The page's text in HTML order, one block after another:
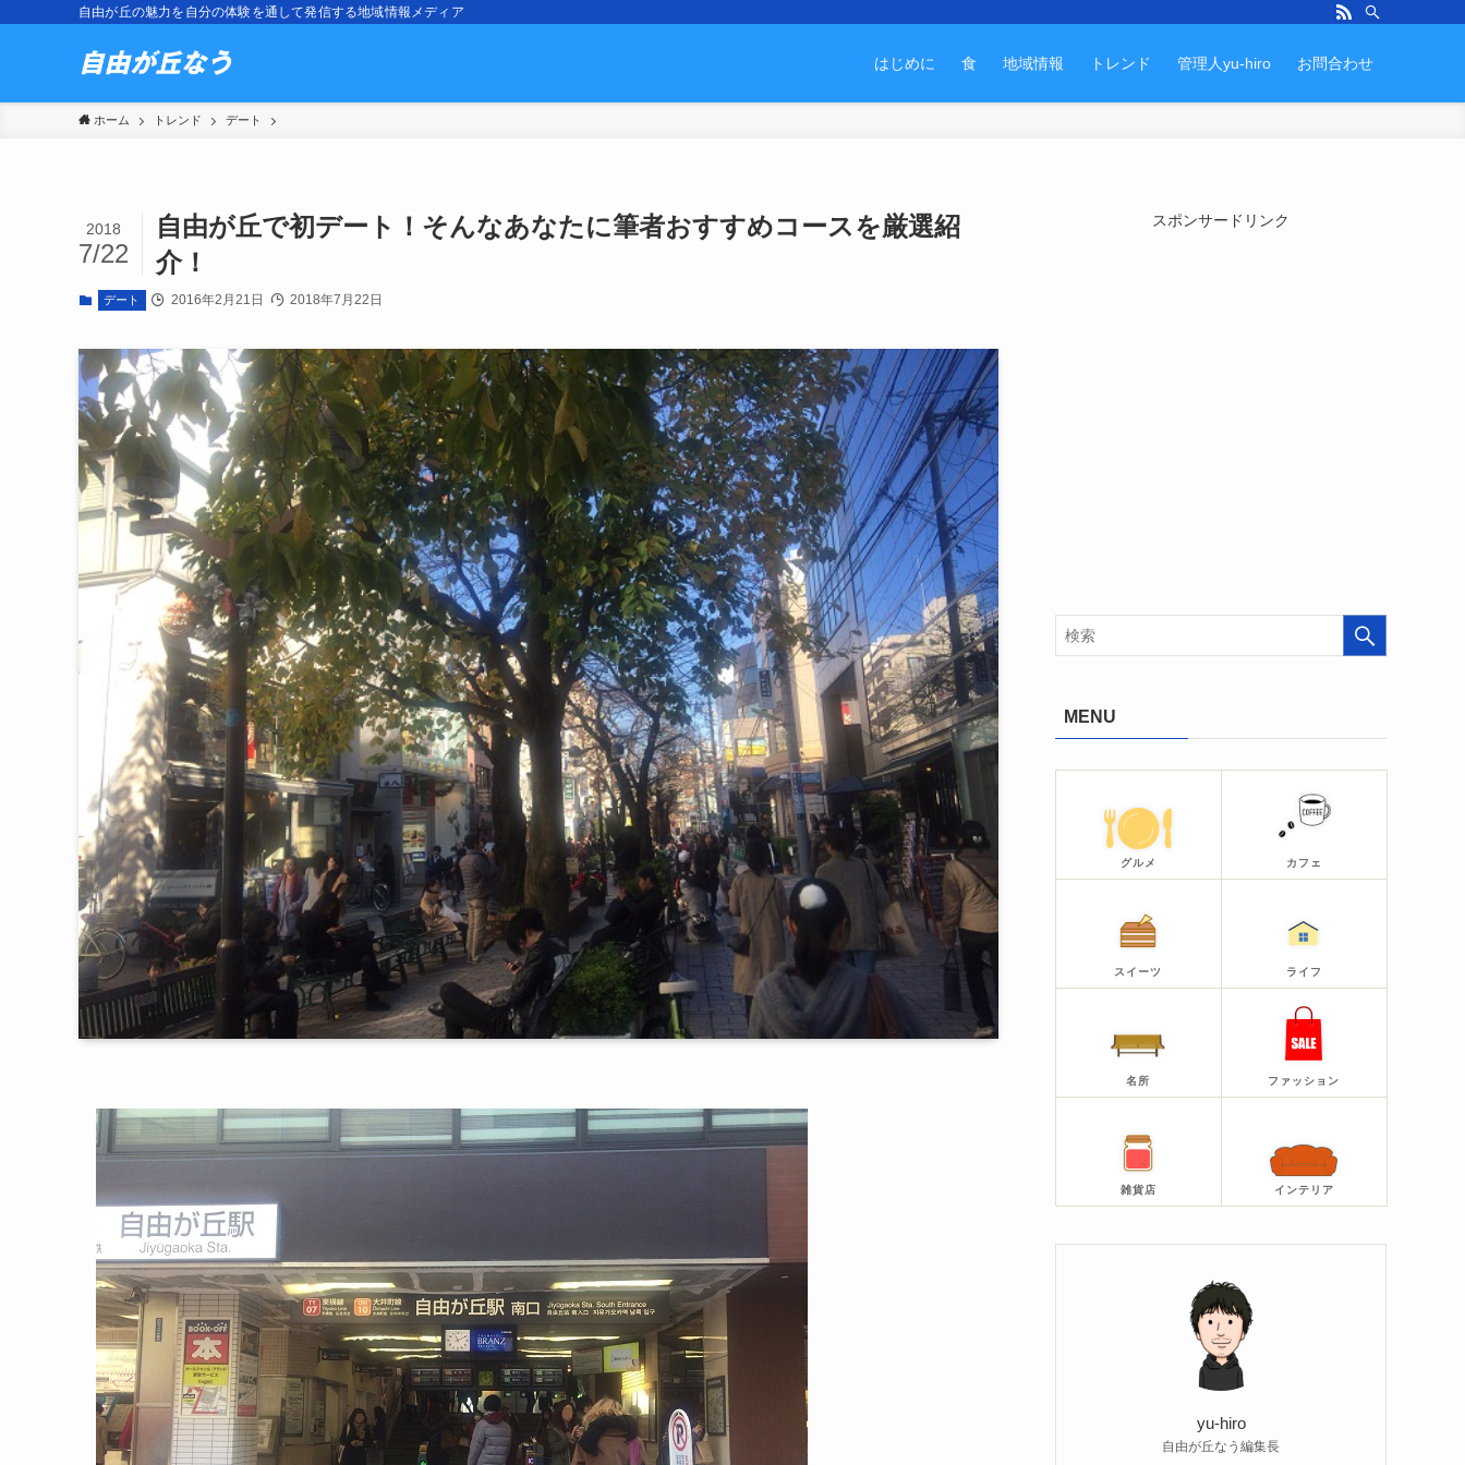
自由が丘の魅力を自分の体験を通して発信する地域情報メディア
はじめに 食 地域情報 トレンド 管理人yu-hiro お問合わせ
ホーム トレンド デート
自由が丘で初デート！そんなあなたに筆者おすすめコースを厳選紹
介！
2018
7/22
デート 2016年2月21日 2018年7月22日
スポンサードリンク
MENU
グルメ カフェ
スイーツ ライフ
名所 ファッション
雑貨店 インテリア
yu-hiro
自由が丘なう編集長